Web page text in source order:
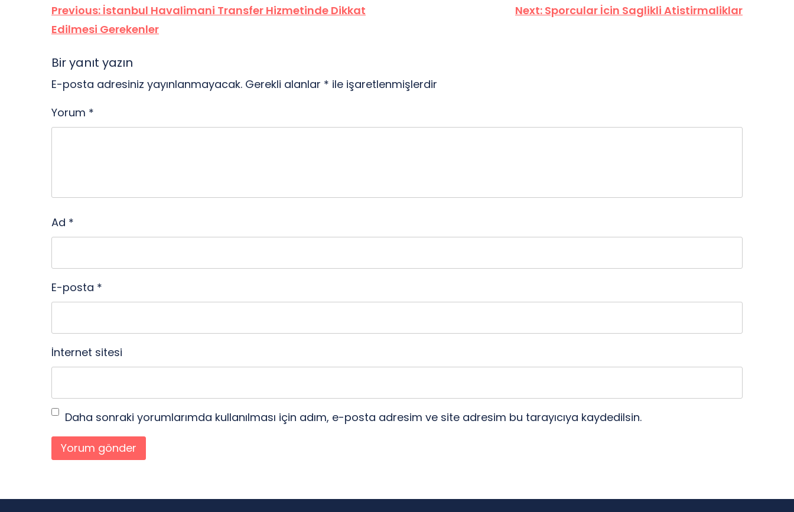
Yazı
gezinmesi
Previous: İstanbul Havalimani Transfer Hizmetinde Dikkat
Edilmesi Gerekenler
Next: Sporcular İcin Saglikli Atistirmaliklar
Bir yanıt yazın
E-posta adresiniz yayınlanmayacak. Gerekli alanlar * ile işaretlenmişlerdir
Yorum *
Ad *
E-posta *
İnternet sitesi
Daha sonraki yorumlarımda kullanılması için adım, e-posta adresim ve site adresim bu tarayıcıya kaydedilsin.